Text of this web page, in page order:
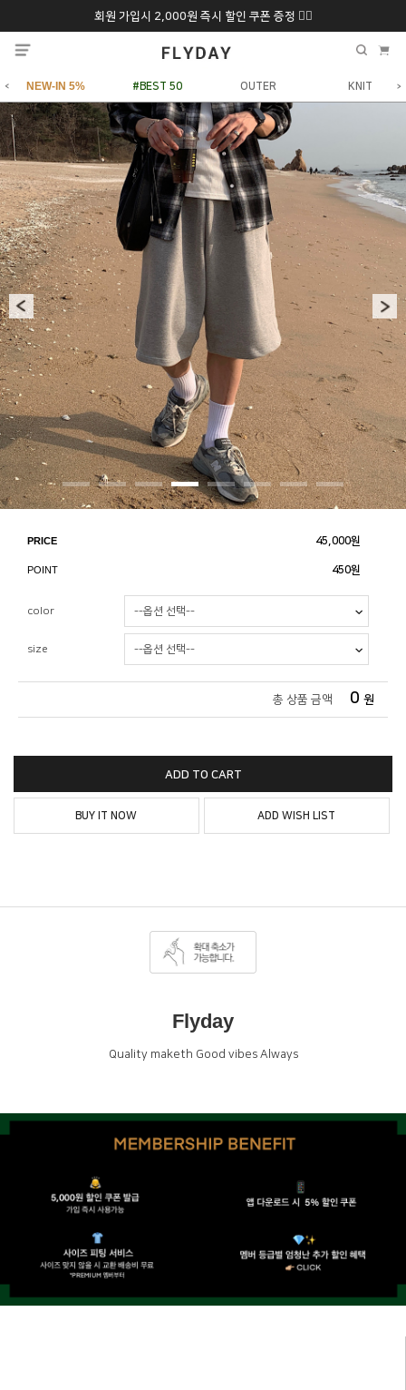
회원 가입시 2,000원 즉시 할인 쿠폰 증정 ❤️‍🔥
추석 특별 할인 10~20% 9/6 화 ~ 9/12월
NEW-IN 5% #BEST 50 OUTER KNIT
PRICE 45,000원
POINT 450원
color
size
총 상품 금액 0 원
ADD TO CART
BUY IT NOW ADD WISH LIST
Flyday
Quality maketh Good vibes Always